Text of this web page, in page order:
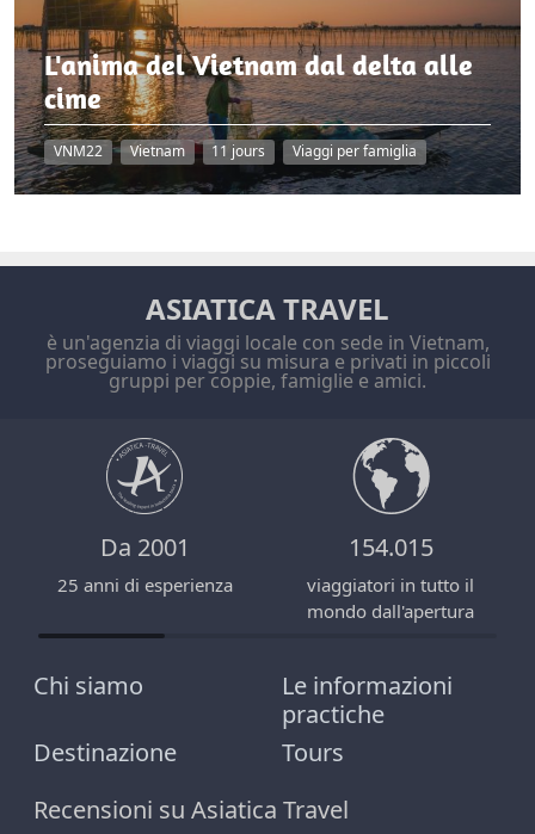
L'anima del Vietnam dal delta alle
cime
VNM22 Vietnam 11 jours Viaggi per famiglia
ASIATICA TRAVEL
è un'agenzia di viaggi locale con sede in Vietnam,
proseguiamo i viaggi su misura e privati in piccoli
gruppi per coppie, famiglie e amici.
Da 2001
25 anni di esperienza
154.015
viaggiatori in tutto il
mondo dall'apertura
Chi siamo
Le informazioni
practiche
Destinazione
Tours
Recensioni su Asiatica Travel